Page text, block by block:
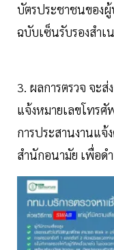
บัตรประชาชนของผู้
ฉบับเซ็นรับรองสำเ
3. ผลการตรวจ จะ
แจ้งหมายเลขโทร
การประสานงานแ
สำนักอนามัย เพื่อด